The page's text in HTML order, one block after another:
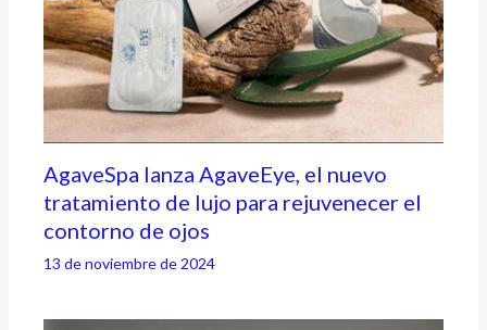
AgaveSpa lanza AgaveEye, el nuevo
tratamiento de lujo para rejuvenecer el
contorno de ojos
13 de noviembre de 2024